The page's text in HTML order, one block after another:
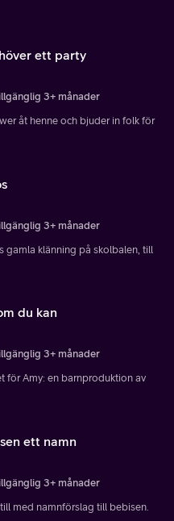
ett party
3+ månader
åt henne och bjuder in folk för
3+ månader
gamla klänning på skolbalen, till
du kan
3+ månader
för Amy: en barnproduktion av
ett namn
3+ månader
med namnförslag till bebisen.